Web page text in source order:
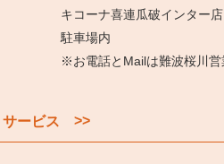
キコーナ喜連瓜破インター店
駐車場内
※お電話とMailは難波桜川営
ービス >>